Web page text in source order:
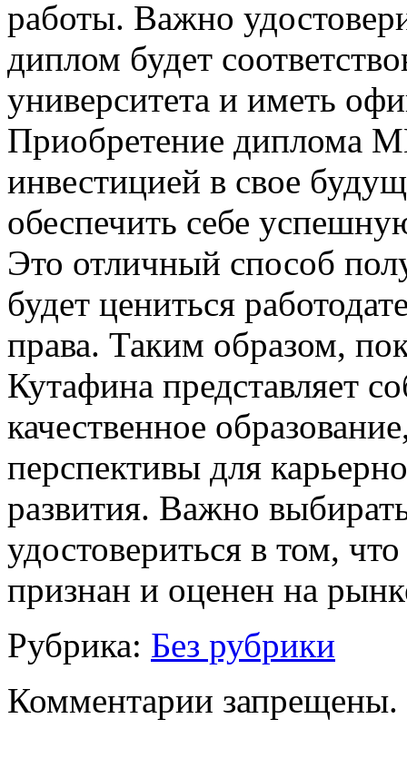
работы. Важно
диплом будет
университета и иметь
Приобретение диплома
инвестицией в свое
обеспечить себе
Это отличный способ
будет цениться
права. Таким образом,
Кутафина представляет
качественное
перспективы для
развития. Важно
удостовериться в том,
признан и оценен на
Рубрика: Без рубрики
Комментарии запрещены.